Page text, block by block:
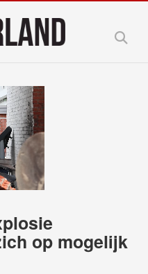
op mogelijk